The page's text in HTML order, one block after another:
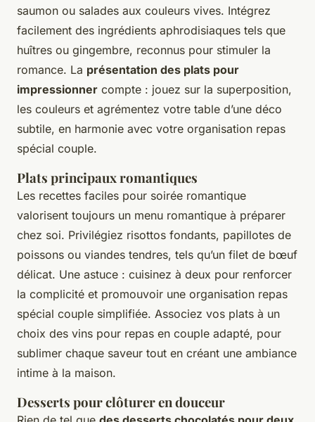
saumon ou salades aux couleurs vives. Intégrez
facilement des ingrédients aphrodisiaques tels que
huîtres ou gingembre, reconnus pour stimuler la
romance. La présentation des plats pour
impressionner compte : jouez sur la superposition,
les couleurs et agrémentez votre table d’une déco
subtile, en harmonie avec votre organisation repas
spécial couple.
Plats principaux romantiques
Les recettes faciles pour soirée romantique
valorisent toujours un menu romantique à préparer
chez soi. Privilégiez risottos fondants, papillotes de
poissons ou viandes tendres, tels qu’un filet de bœuf
délicat. Une astuce : cuisinez à deux pour renforcer
la complicité et promouvoir une organisation repas
spécial couple simplifiée. Associez vos plats à un
choix des vins pour repas en couple adapté, pour
sublimer chaque saveur tout en créant une ambiance
intime à la maison.
Desserts pour clôturer en douceur